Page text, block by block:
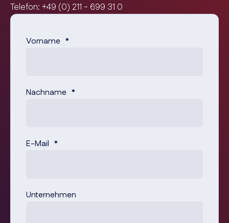
Telefon: +49 (0) 211 - 699 31 0
Vorname *
Nachname *
E-Mail *
Unternehmen